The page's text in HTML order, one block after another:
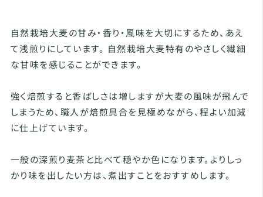
自然栽培大麦の甘み・香り・風味を大切にするため、あえ
て浅煎りにしています。 自然栽培大麦特有のやさしく繊細
な甘味を感じることができます。
強く焙煎すると香ばしさは増しますが大麦の風味が飛んで
しまうため、職人が焙煎具合を見極めながら、程よい加減
に仕上げています。
一般の深煎り麦茶と比べて穏やか色になります。よりしっ
かり味を出したい方は、煮出すことをおすすめします。